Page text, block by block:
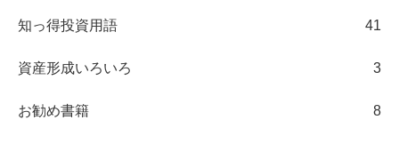
知っ得投資用語 41
資産形成いろいろ 3
お勧め書籍 8